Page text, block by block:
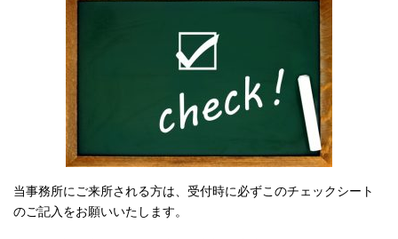
当事務所にご来所される方は、受付時に必ずこのチェックシート
のご記入をお願いいたします。